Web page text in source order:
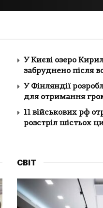
У Києві озеро
забруднено після
У Фінляндії
для отримання
11 військових рф
розстріл шістьох
СВІТ